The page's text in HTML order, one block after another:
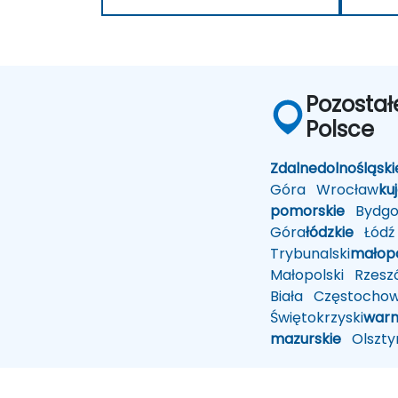
Polsce
Zdalne
Góra Wrocław
pomorskie
Górałódzkie Łódź
Trybunalski
Małopolski
Biała
Świętokrzyski
mazurskie